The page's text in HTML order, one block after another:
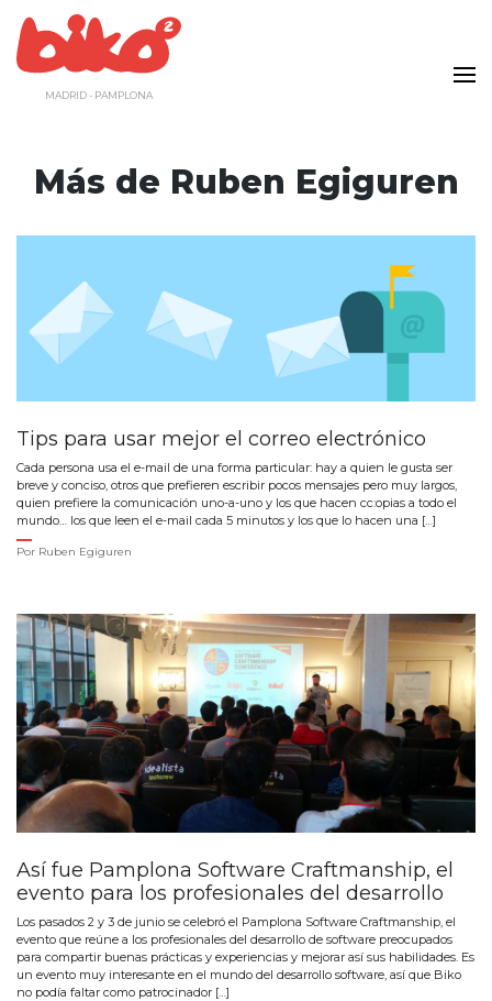
contenido
MADRID - PAMPLONA
Más de Ruben Egiguren
Tips para usar mejor el correo electrónico
Cada persona usa el e-mail de una forma particular: hay a quien le gusta ser
breve y conciso, otros que prefieren escribir pocos mensajes pero muy largos,
quien prefiere la comunicación uno-a-uno y los que hacen cc:opias a todo el
mundo… los que leen el e-mail cada 5 minutos y los que lo hacen una […]
Por Ruben Egiguren
Así fue Pamplona Software Craftmanship, el
evento para los profesionales del desarrollo
Los pasados 2 y 3 de junio se celebró el Pamplona Software Craftmanship, el
evento que reúne a los profesionales del desarrollo de software preocupados
para compartir buenas prácticas y experiencias y mejorar así sus habilidades. Es
un evento muy interesante en el mundo del desarrollo software, así que Biko
no podía faltar como patrocinador […]